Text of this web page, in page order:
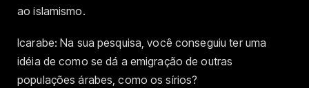
ao islamismo.
Icarabe: Na sua pesquisa, você conseguiu ter uma
idéia de como se dá a emigração de outras
populações árabes, como os sírios?